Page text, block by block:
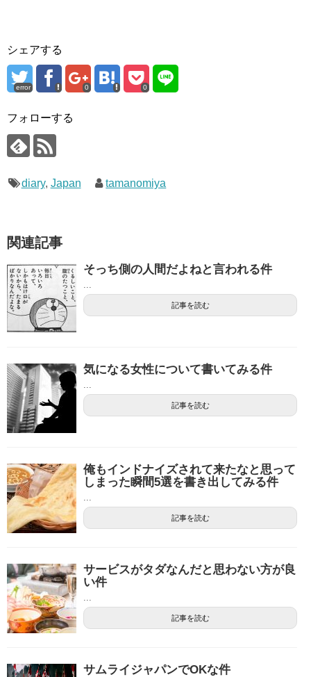
シェアする
error 0 0
フォローする
diary, Japan tamanomiya
関連記事
そっち側の人間だよねと言われる件
記事を読む
気になる女性について書いてみる件
記事を読む
俺もインドナイズされて来たなと思って
しまった瞬間5選を書き出してみる件
記事を読む
サービスがタダなんだと思わない方が良
い件
記事を読む
サムライジャパンでOKな件